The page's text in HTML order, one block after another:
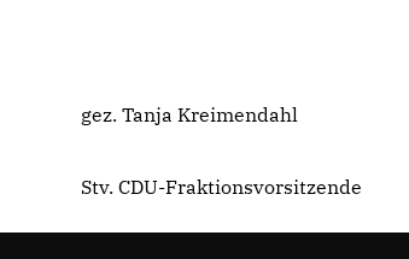
gez. Tanja Kreimendahl
Stv. CDU-